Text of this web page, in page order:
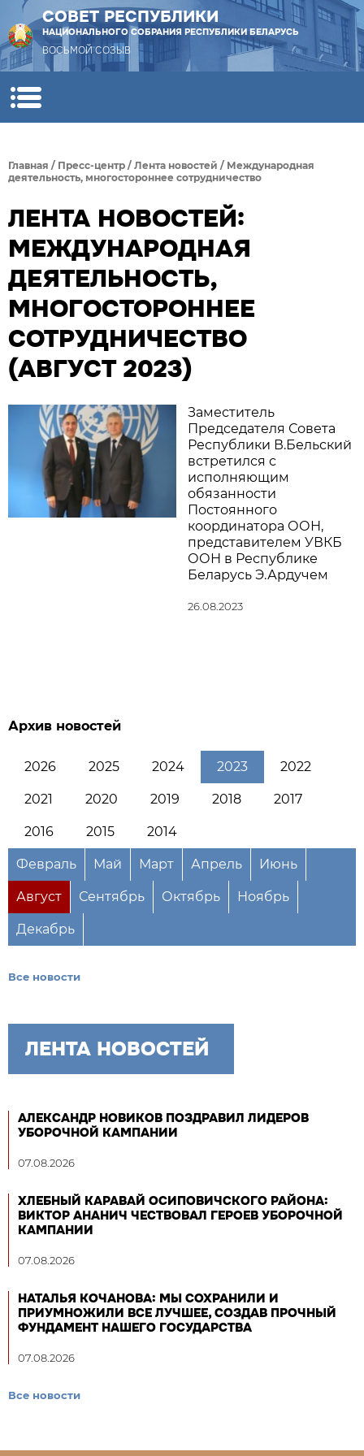
СОВЕТ РЕСПУБЛИКИ
НАЦИОНАЛЬНОГО СОБРАНИЯ РЕСПУБЛИКИ БЕЛАРУСЬ
ВОСЬМОЙ СОЗЫВ
Главная / Пресс-центр / Лента новостей / Международная
деятельность, многостороннее сотрудничество
ЛЕНТА НОВОСТЕЙ:
МЕЖДУНАРОДНАЯ
ДЕЯТЕЛЬНОСТЬ,
МНОГОСТОРОННЕЕ
СОТРУДНИЧЕСТВО
(АВГУСТ 2023)
Заместитель
Председателя Совета
Республики В.Бельский
встретился с
исполняющим
обязанности
Постоянного
координатора ООН,
представителем УВКБ
ООН в Республике
Беларусь Э.Ардучем
26.08.2023
Архив новостей
2026 2025 2024 2023 2022
2021 2020 2019 2018 2017
2016 2015 2014
Февраль Май Март Апрель Июнь
Август Сентябрь Октябрь Ноябрь
Декабрь
Все новости
ЛЕНТА НОВОСТЕЙ
АЛЕКСАНДР НОВИКОВ ПОЗДРАВИЛ ЛИДЕРОВ
УБОРОЧНОЙ КАМПАНИИ
07.08.2026
ХЛЕБНЫЙ КАРАВАЙ ОСИПОВИЧСКОГО РАЙОНА:
ВИКТОР АНАНИЧ ЧЕСТВОВАЛ ГЕРОЕВ УБОРОЧНОЙ
КАМПАНИИ
07.08.2026
НАТАЛЬЯ КОЧАНОВА: МЫ СОХРАНИЛИ И
ПРИУМНОЖИЛИ ВСЕ ЛУЧШЕЕ, СОЗДАВ ПРОЧНЫЙ
ФУНДАМЕНТ НАШЕГО ГОСУДАРСТВА
07.08.2026
Все новости